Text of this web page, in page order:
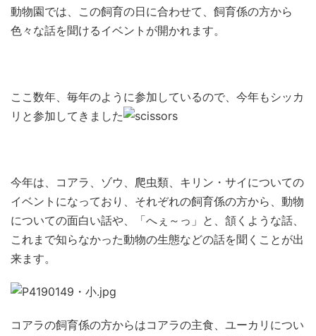
動物園では、この飼育の日に合わせて、飼育係の方から
色々な話を聞けるイベントが開かれます。
ここ数年、毎年のように参加しているので、今年もシッカ
リと参加してきました
今年は、コアラ、ゾウ、爬虫類、キリン・サイについての
イベントになっており、それぞれの飼育係の方から、動物
についての面白い話や、「へぇ～っ」と、頷くような話、
これまで知らなかった動物の生態などの話を聞くことが出
来ます。
コアラの飼育係の方からはコアラの主食、ユーカリについ